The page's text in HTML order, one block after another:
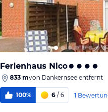
Ferienhaus Nico
833 mvon Dankernsee entfernt
100% 6 / 6 1